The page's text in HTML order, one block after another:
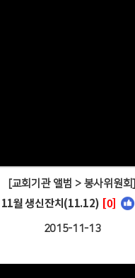
[교회기관 앨범 > 봉사위원회]
11월 생신잔치(11.12) [0]
2015-11-13